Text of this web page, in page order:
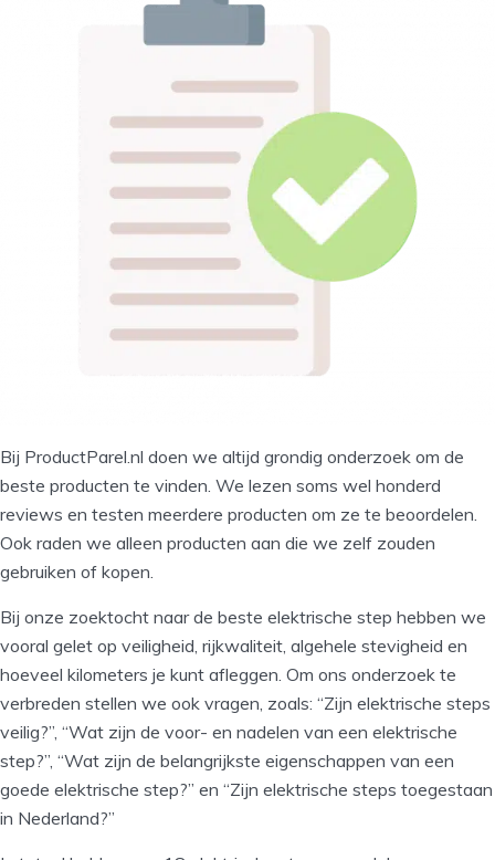
Bij ProductParel.nl doen we altijd grondig onderzoek om de
beste producten te vinden. We lezen soms wel honderd
reviews en testen meerdere producten om ze te beoordelen.
Ook raden we alleen producten aan die we zelf zouden
gebruiken of kopen.
Bij onze zoektocht naar de beste elektrische step hebben we
vooral gelet op veiligheid, rijkwaliteit, algehele stevigheid en
hoeveel kilometers je kunt afleggen. Om ons onderzoek te
verbreden stellen we ook vragen, zoals: “Zijn elektrische steps
veilig?”, “Wat zijn de voor- en nadelen van een elektrische
step?”, “Wat zijn de belangrijkste eigenschappen van een
goede elektrische step?” en “Zijn elektrische steps toegestaan
in Nederland?”